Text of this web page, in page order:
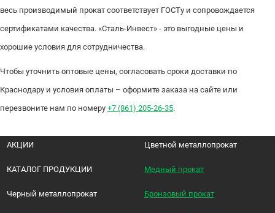
весь производимый прокат соответствует ГОСТу и сопровождается
сертификатами качества. «Сталь-Инвест» - это выгодные цены и
хорошие условия для сотрудничества.
Чтобы уточнить оптовые цены, согласовать сроки доставки по
Краснодару и условия оплаты – оформите заказа на сайте или
перезвоните нам по номеру +7 (861) 205-26-35.
АКЦИИ
КАТАЛОГ ПРОДУКЦИИ
Черный металлопрокат
Цветной металлопрокат
Медный прокат
Бронзовый прокат